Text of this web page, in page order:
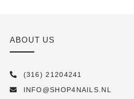
ABOUT US
(316) 21204241
INFO@SHOP4NAILS.NL